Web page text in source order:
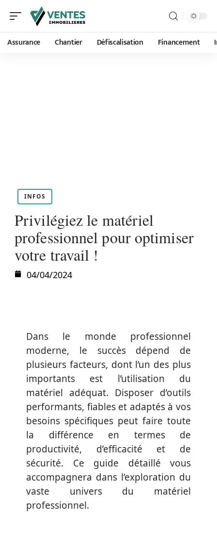
Assurance Chantier Défiscalisation Financement
INFOS
Privilégiez le matériel
professionnel pour optimiser
votre travail !
04/04/2024
Dans le monde professionnel
moderne, le succès dépend de
plusieurs facteurs, dont l’un des plus
importants est l’utilisation du
matériel adéquat. Disposer d’outils
performants, fiables et adaptés à vos
besoins spécifiques peut faire toute
la différence en termes de
productivité, d’efficacité et de
sécurité. Ce guide détaillé vous
accompagnera dans l’exploration du
vaste univers du matériel
professionnel.